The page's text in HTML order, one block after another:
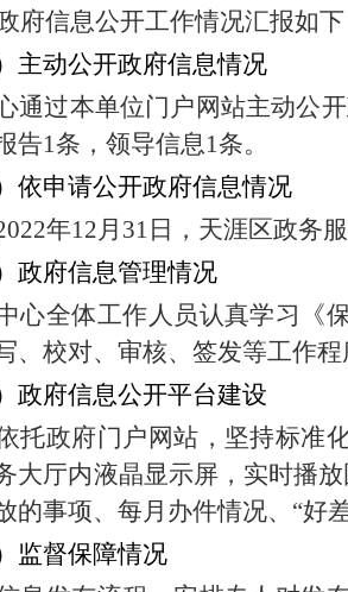
府信息公开工作情况汇报如下
主动公开政府信息情况
通过本单位门户网站主动公
告1条，领导信息1条。
依申请公开政府信息情况
年12月 31 日，天涯区政务
政府信息管理情况
心全体工作人员认真学习《
、校对、审核、签发等工作
政府信息公开平台建设
托政府门户网站，坚持标准
大厅内液晶显示屏，实时播
的事项、每月办件情况、“好
监督保障情况